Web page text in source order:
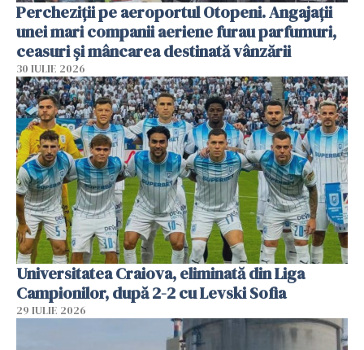
Percheziții pe aeroportul Otopeni. Angajații
unei mari companii aeriene furau parfumuri,
ceasuri și mâncarea destinată vânzării
30 IULIE 2026
Universitatea Craiova, eliminată din Liga
Campionilor, după 2-2 cu Levski Sofia
29 IULIE 2026